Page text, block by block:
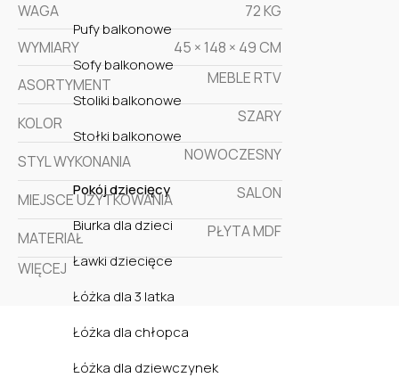
Pufy balkonowe
Sofy balkonowe
Stoliki balkonowe
Stołki balkonowe
Pokój dziecięcy
Biurka dla dzieci
Ławki dziecięce
Łóżka dla 3 latka
Łóżka dla chłopca
Łóżka dla dziewczynek
WAGA
72 KG
WYMIARY
45 × 148 × 49 CM
ASORTYMENT
MEBLE RTV
KOLOR SZARY
STYL WYKONANIA NOWOCZESNY
MIEJSCE UŻYTKOWANIA SALON
MATERIAŁ
PŁYTA MDF
WIĘCEJ